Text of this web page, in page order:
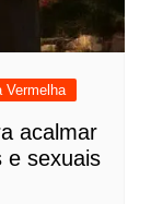
Vermelha
acalmar
e sexuais